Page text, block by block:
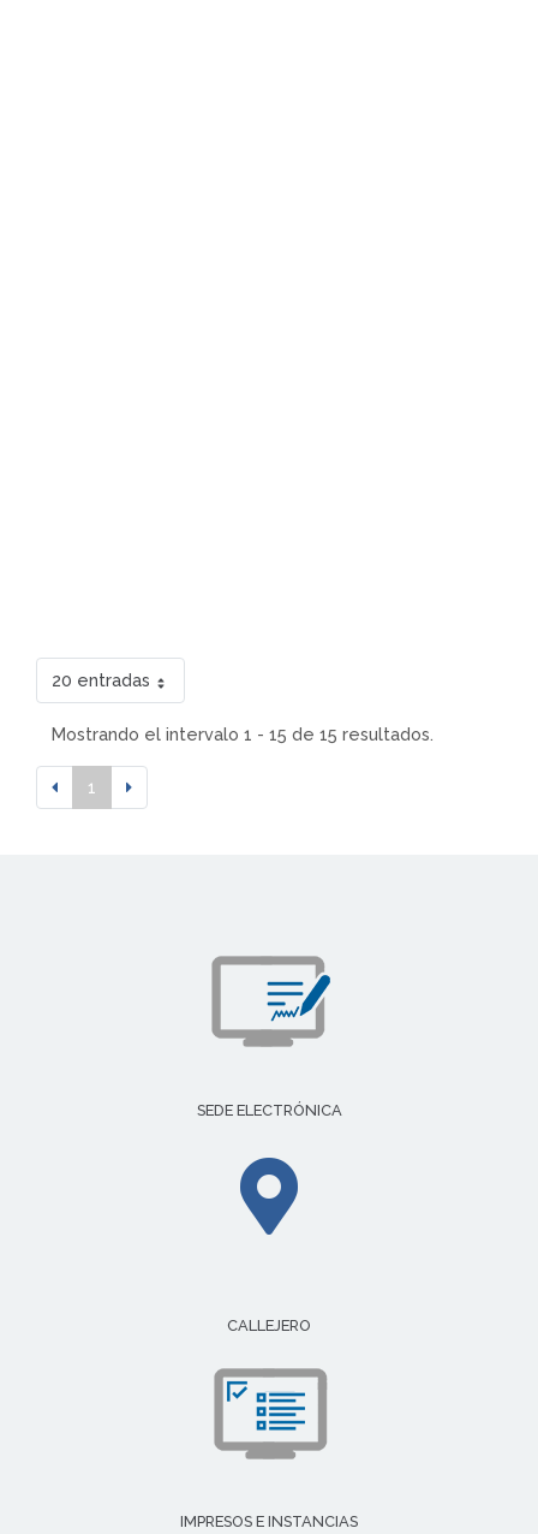
20 entradas
Mostrando el intervalo 1 - 15 de 15 resultados.
1
SEDE ELECTRÓNICA
CALLEJERO
IMPRESOS E INSTANCIAS